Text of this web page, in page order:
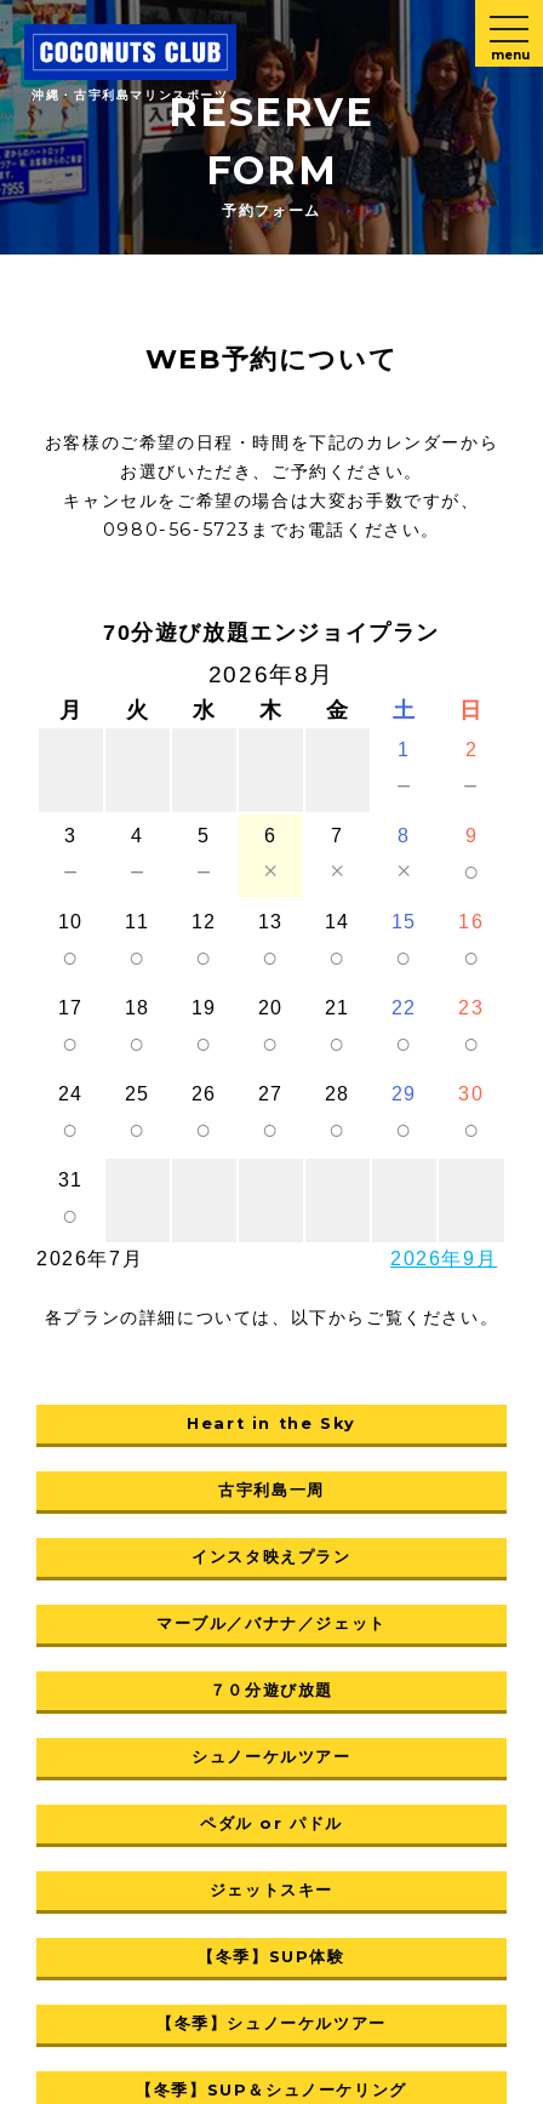
沖縄・古宇利島マリンスポーツ
menu
RESERVE
FORM
予約フォーム
WEB予約について
お客様のご希望の日程・時間を下記のカレンダーから
お選びいただき、ご予約ください。
キャンセルをご希望の場合は大変お手数ですが、
0980-56-5723までお電話ください。
70分遊び放題エンジョイプラン
2026年8月
月 火 水 木 金 土 日
1
－
2
－
3
－
4
－
5
－
6
×
7
×
8
×
9
○
10
○
11
○
12
○
13
○
14
○
15
○
16
○
17
○
18
○
19
○
20
○
21
○
22
○
23
○
24
○
25
○
26
○
27
○
28
○
29
○
30
○
31
○
2026年7月 2026年9月
各プランの詳細については、以下からご覧ください。
Heart in the Sky
古宇利島一周
インスタ映えプラン
マーブル／バナナ／ジェット
７０分遊び放題
シュノーケルツアー
ペダル or パドル
ジェットスキー
【冬季】SUP体験
【冬季】シュノーケルツアー
【冬季】SUP＆シュノーケリング